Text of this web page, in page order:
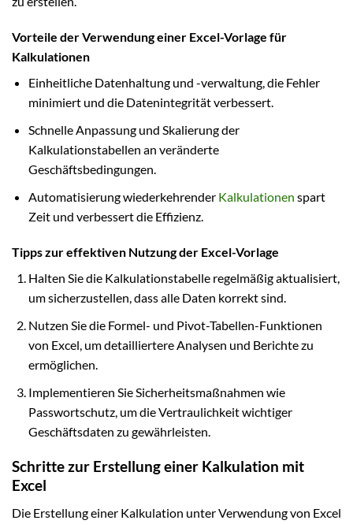
Vorteile der Verwendung einer Excel-Vorlage für
Kalkulationen
Einheitliche Datenhaltung und -verwaltung, die Fehler
minimiert und die Datenintegrität verbessert.
Schnelle Anpassung und Skalierung der
Kalkulationstabellen an veränderte
Geschäftsbedingungen.
Automatisierung wiederkehrender Kalkulationen spart
Zeit und verbessert die Effizienz.
Tipps zur effektiven Nutzung der Excel-Vorlage
Halten Sie die Kalkulationstabelle regelmäßig aktualisiert,
um sicherzustellen, dass alle Daten korrekt sind.
Nutzen Sie die Formel- und Pivot-Tabellen-Funktionen
von Excel, um detailliertere Analysen und Berichte zu
ermöglichen.
Implementieren Sie Sicherheitsmaßnahmen wie
Passwortschutz, um die Vertraulichkeit wichtiger
Geschäftsdaten zu gewährleisten.
Schritte zur Erstellung einer Kalkulation mit
Excel
Die Erstellung einer Kalkulation unter Verwendung von Excel